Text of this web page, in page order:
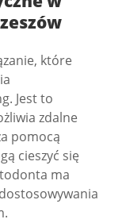
które
Jest to
zdalne
pomocą
cieszyć się
ma